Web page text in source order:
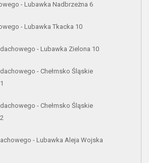
- Lubawka Nadbrzeżna 6
- Lubawka Tkacka 10
- Lubawka Zielona 10
- Chełmsko Śląskie
- Chełmsko Śląskie
- Lubawka Aleja Wojska